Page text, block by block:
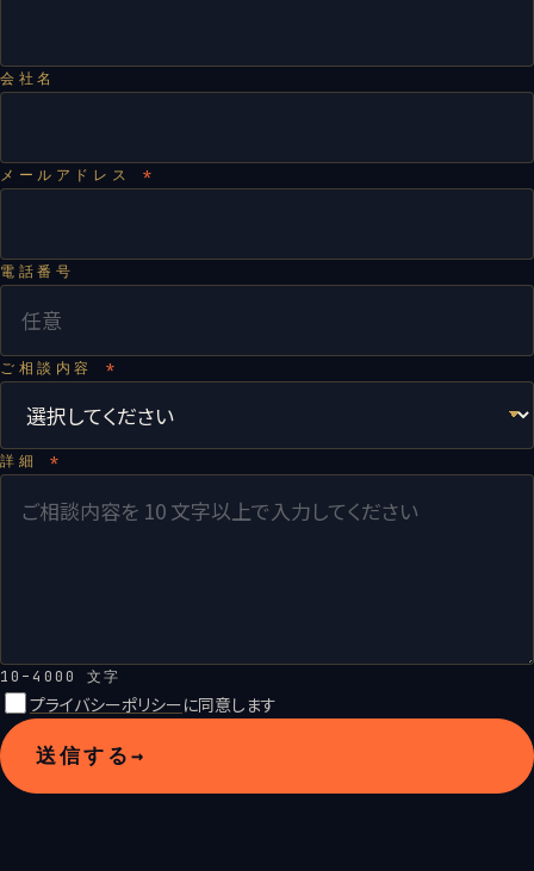
会社名
メールアドレス
電話番号
ご相談内容
詳細
10–4000 文字
プライバシーポリシーに同意します
送信する→